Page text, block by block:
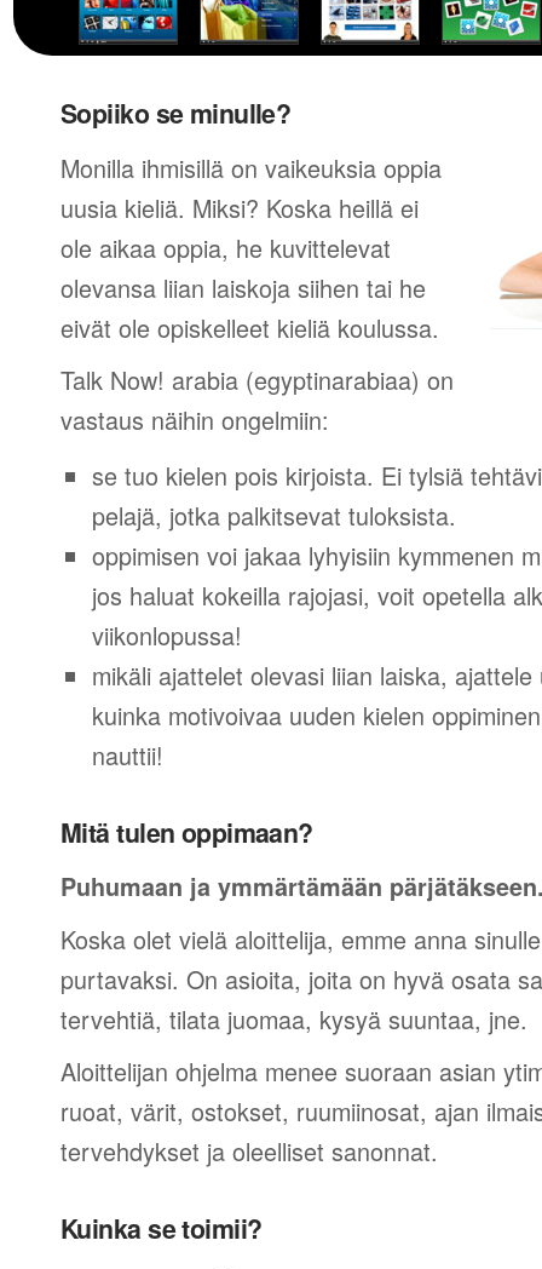
Sopiiko se minulle?
Monilla ihmisillä on vaikeuksia oppia
uusia kieliä. Miksi? Koska heillä ei
ole aikaa oppia, he kuvittelevat
olevansa liian laiskoja siihen tai he
eivät ole opiskelleet kieliä koulussa.
Talk Now! arabia (egyptinarabiaa) on
vastaus näihin ongelmiin:
se tuo kielen pois kirjoista. Ei tylsiä
pelajä, jotka palkitsevat tuloksista.
oppimisen voi jakaa lyhyisiin kymmenen
jos haluat kokeilla rajojasi, voit opetella
viikonlopussa!
mikäli ajattelet olevasi liian laiska,
kuinka motivoivaa uuden kielen
nauttii!
Mitä tulen oppimaan?
Puhumaan ja ymmärtämään
Koska olet vielä aloittelija, emme anna
purtavaksi. On asioita, joita on hyvä osata
tervehtiä, tilata juomaa, kysyä suuntaa, jne.
Aloittelijan ohjelma menee suoraan asian
ruoat, värit, ostokset, ruumiinosat, ajan
tervehdykset ja oleelliset sanonnat.
Kuinka se toimii?